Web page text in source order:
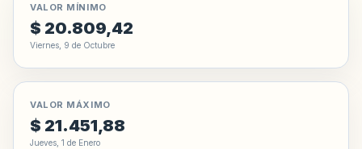
VALOR MÍNIMO
$ 20.809,42
Viernes, 9 de Octubre
VALOR MÁXIMO
$ 21.451,88
Jueves, 1 de Enero